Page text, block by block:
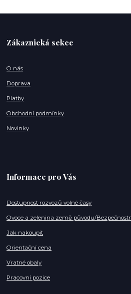
Zákaznická sekce
O nás
Doprava
Platby
Obchodní podmínky
Novinky
Informace pro Vás
Dostupnost rozvozů volné časy
Ovoce a zelenina země původu/
Jak nakoupit
Orientační cena
Vratné obaly
Pracovní pozice